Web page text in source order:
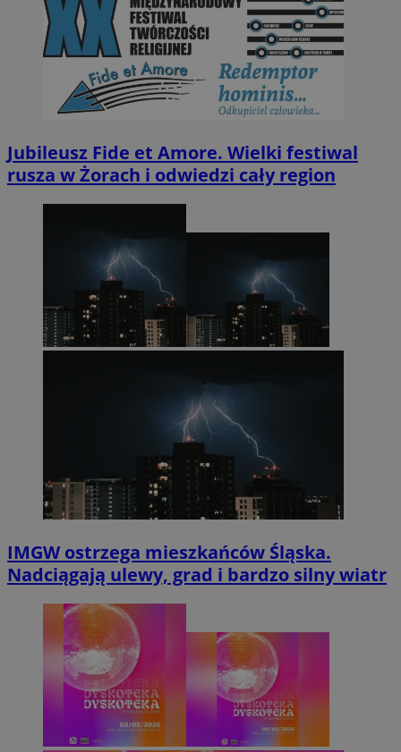
Jubileusz Fide et Amore. Wielki festiwal
rusza w Żorach i odwiedzi cały region
IMGW ostrzega mieszkańców Śląska.
Nadciągają ulewy, grad i bardzo silny wiatr